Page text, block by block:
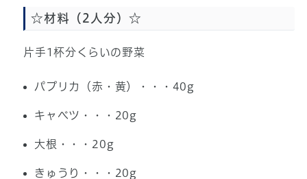
☆材料（2人分）☆
片手1杯分くらいの野菜
パプリカ（赤・黄）・・・40g
キャベツ・・・20g
大根・・・20g
きゅうり・・・20g